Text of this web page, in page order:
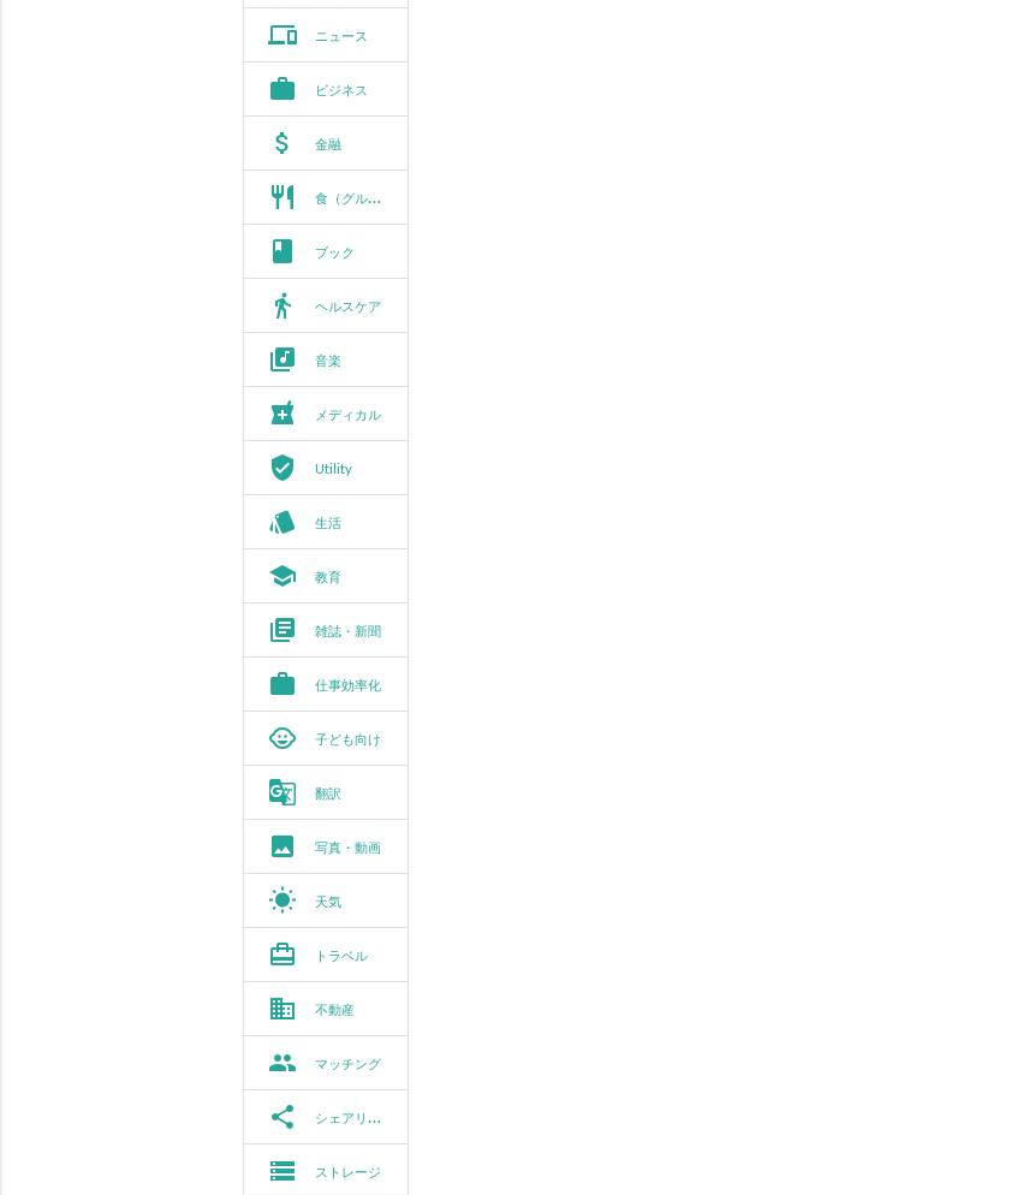
phonelink ニュース
work ビジネス
attach_money 金融
restaurant 食（グルメ）
book ブック
directions_walk ヘルスケア
library_music 音楽
local_pharmacy メディカル
verified_user Utility
style 生活
school 教育
library_books 雑誌・新聞
work 仕事効率化
child_care 子ども向け
g_translate 翻訳
photo 写真・動画
wb_sunny 天気
card_travel トラベル
business 不動産
group マッチング
share シェアリング
storage ストレージ